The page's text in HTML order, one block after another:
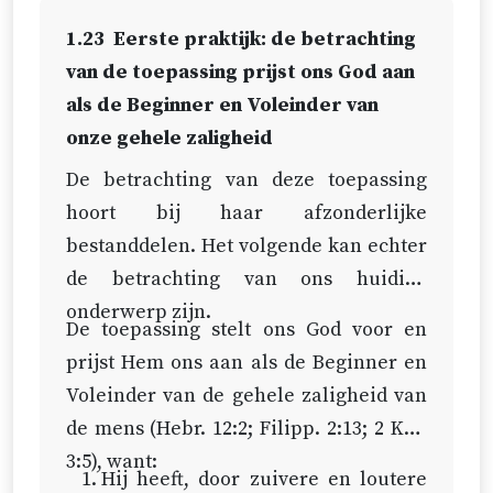
2 Petr. 1:10 ).
1.23 Eerste praktijk: de betrachting
van de toepassing prijst ons God aan
als de Beginner en Voleinder van
onze gehele zaligheid
De betrachting van deze toepassing
hoort bij haar afzonderlijke
bestanddelen. Het volgende kan echter
de betrachting van ons huidige
onderwerp zijn.
De toepassing stelt ons God voor en
prijst Hem ons aan als de Beginner en
Voleinder van de gehele zaligheid van
de mens (Hebr. 12:2; Filipp. 2:13; 2 Kor.
3:5), want:
Hij heeft, door zuivere en loutere